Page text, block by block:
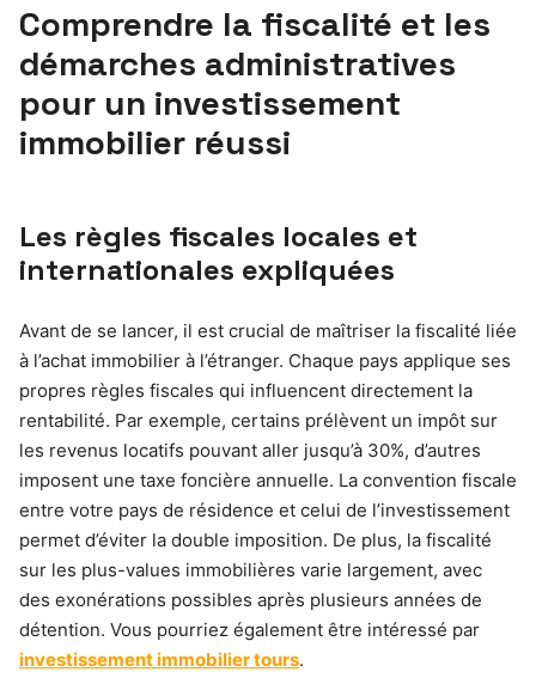
Comprendre la fiscalité et les
démarches administratives
pour un investissement
immobilier réussi
Les règles fiscales locales et
internationales expliquées
Avant de se lancer, il est crucial de maîtriser la fiscalité liée
à l’achat immobilier à l’étranger. Chaque pays applique ses
propres règles fiscales qui influencent directement la
rentabilité. Par exemple, certains prélèvent un impôt sur
les revenus locatifs pouvant aller jusqu’à 30%, d’autres
imposent une taxe foncière annuelle. La convention fiscale
entre votre pays de résidence et celui de l’investissement
permet d’éviter la double imposition. De plus, la fiscalité
sur les plus-values immobilières varie largement, avec
des exonérations possibles après plusieurs années de
détention. Vous pourriez également être intéressé par
investissement immobilier tours.